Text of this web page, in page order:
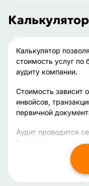
Калькулятор
стоимость услуг
аудиту компании.
Стоимость зависит
инвойсов,
первичной
Аудит проводится
Гонконга